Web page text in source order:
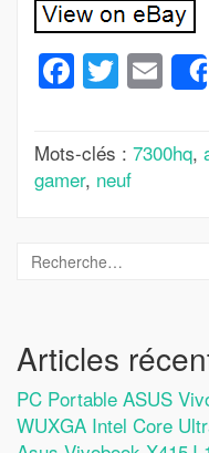
Mots-clés : 7300hq,
gamer, neuf
Articles
PC Portable ASUS
WUXGA Intel Core